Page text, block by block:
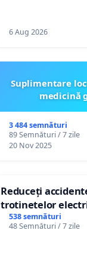
6 Aug 2026
Suplimentare
medicină
3 484 semnături
89 Semnături / 7 zile
20 Nov 2025
Reduceți
trotinetelor
538 semnături
48 Semnături / 7 zile